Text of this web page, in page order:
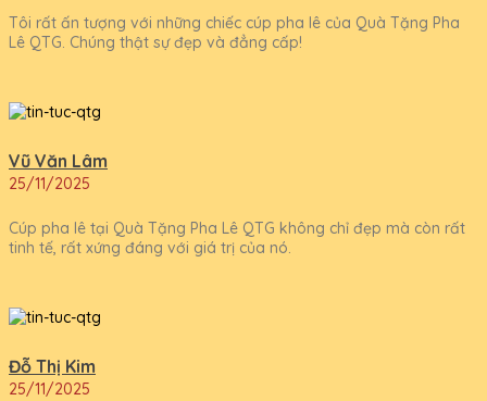
Tôi rất ấn tượng với những chiếc cúp pha lê của Quà Tặng Pha
Lê QTG. Chúng thật sự đẹp và đẳng cấp!
Vũ Văn Lâm
25/11/2025
Cúp pha lê tại Quà Tặng Pha Lê QTG không chỉ đẹp mà còn rất
tinh tế, rất xứng đáng với giá trị của nó.
Đỗ Thị Kim
25/11/2025